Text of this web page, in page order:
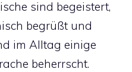
sind begeistert,
begrüßt und
im Alltag einige
beherrscht.